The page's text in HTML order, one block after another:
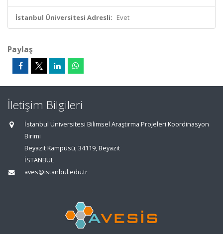
İstanbul Üniversitesi Adresli: Evet
Paylaş
İletişim Bilgileri
İstanbul Üniversitesi Bilimsel Araştırma Projeleri Koordinasyon
Birimi
Beyazıt Kampüsü, 34119, Beyazıt
İSTANBUL
aves@istanbul.edu.tr